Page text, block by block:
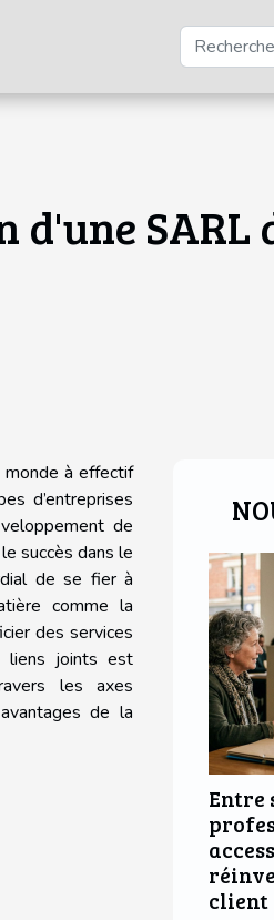
d'une
monde à effectif
d’entreprises
de
succès dans le
de se fier à
comme la
des services
liens joints est
les axes
de la
Entre
client